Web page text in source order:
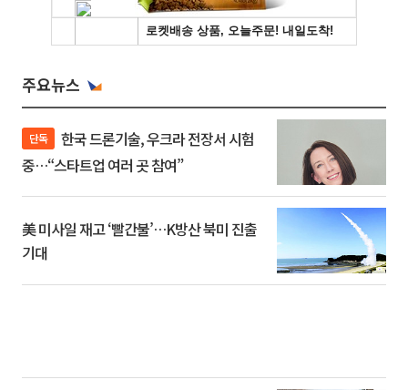
주요뉴스
단독
중…“스타트업 여러 곳 참여”
美 미사일 재고 ‘빨간불’…K방산 북미 진출
기대